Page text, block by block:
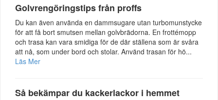
Golvrengöringstips från proffs
Du kan även använda en dammsugare utan turbomunstycke
för att få bort smutsen mellan golvbrädorna. En frottémopp
och trasa kan vara smidiga för de där ställena som är svåra
att nå, som under bord och stolar. Använd trasan för hö...
Läs Mer
Så bekämpar du kackerlackor i hemmet